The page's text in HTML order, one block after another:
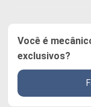
Você é
exclusivos?